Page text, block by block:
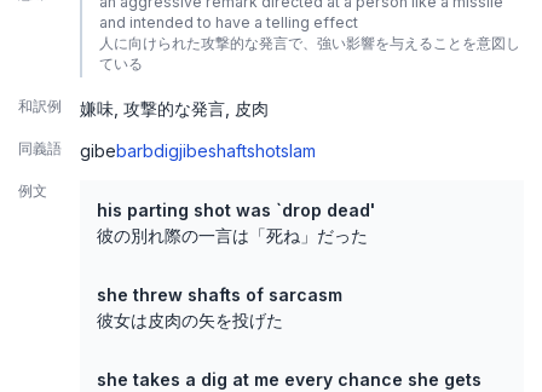
and intended to have a telling effect
人に向けられた攻撃的な発言で、強い影響を与えることを意図し
ている
和訳例 嫌味 攻撃的な発言 皮肉
同義語 gibebarbdigjibeshaftshotslam
例文
his parting shot was `drop dead'
彼の別れ際の一言は「死ね」だった
she threw shafts of sarcasm
彼女は皮肉の矢を投げた
she takes a dig at me every chance she gets